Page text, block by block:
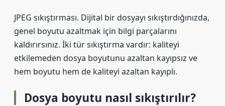
JPEG sıkıştırması. Dijital bir dosyayı sıkıştırdığınızda,
genel boyutu azaltmak için bilgi parçalarını
kaldırırsınız. İki tür sıkıştırma vardır: kaliteyi
etkilemeden dosya boyutunu azaltan kayıpsız ve
hem boyutu hem de kaliteyi azaltan kayıplı.
Dosya boyutu nasıl sıkıştırılır?